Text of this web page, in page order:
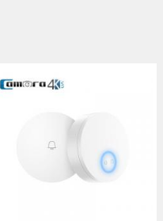
vô số cổng kết nối
UC32 và UC33
dễ dàng và thuận tiện
của bạn có thể phát huy